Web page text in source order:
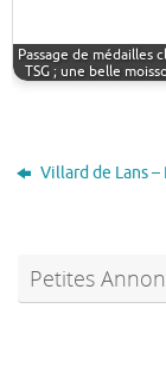
Passage de médailles
TSG ; une belle
Villard de Lans –
Petites